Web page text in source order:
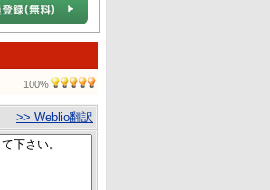
100%
>> Weblio翻訳